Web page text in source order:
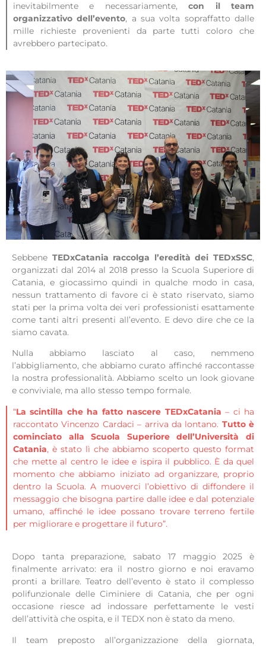
inevitabilmente e necessariamente,con il team
organizzativo dell’evento, a sua volta sopraffatto dalle
mille richieste provenienti da parte tutti coloro che
avrebbero partecipato.
Sebbene TEDxCatania raccolga l’eredità dei TEDxSSC,
organizzati dal 2014 al 2018 presso la Scuola Superiore di
Catania, e giocassimo quindi in qualche modo in casa,
nessun trattamento di favore ci è stato riservato, siamo
stati per la prima volta dei veri professionisti esattamente
come tanti altri presenti all’evento. E devo dire che ce la
siamo cavata.
Nulla abbiamo lasciato al caso, nemmeno
l’abbigliamento, che abbiamo curato affinché raccontasse
la nostra professionalità. Abbiamo scelto un look giovane
e conviviale, ma allo stesso tempo formale.
“La scintilla che ha fatto nascere TEDxCatania – ci ha
raccontato Vincenzo Cardaci – arriva da lontano. Tutto è
cominciato alla Scuola Superiore dell’Università di
Catania, è stato lì che abbiamo scoperto questo format
che mette al centro le idee e ispira il pubblico. È da quel
momento che abbiamo iniziato ad organizzare, proprio
dentro la Scuola. A muoverci l’obiettivo di diffondere il
messaggio che bisogna partire dalle idee e dal potenziale
umano, affinché le idee possano trovare terreno fertile
per migliorare e progettare il futuro”.
Dopo tanta preparazione, sabato 17 maggio 2025 è
finalmente arrivato: era il nostro giorno e noi eravamo
pronti a brillare. Teatro dell’evento è stato il complesso
polifunzionale delle Ciminiere di Catania, che per ogni
occasione riesce ad indossare perfettamente le vesti
dell’attività che ospita, e il TEDX non è stato da meno.
Il team preposto all’organizzazione della giornata,